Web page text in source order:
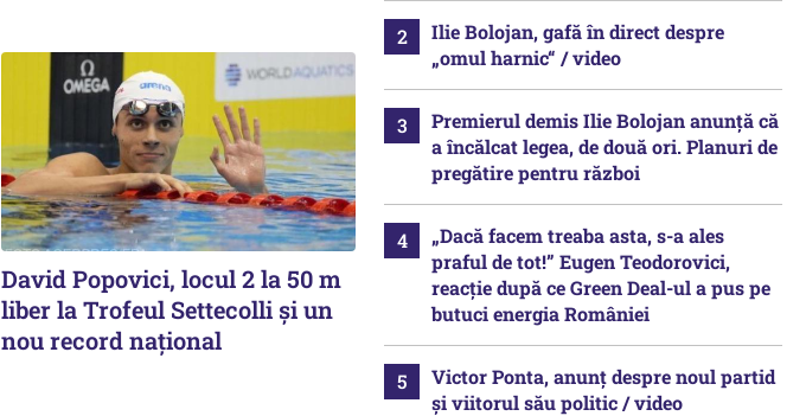
David Popovici, locul 2 la 50 m
liber la Trofeul Settecolli și un
nou record național
Ilie Bolojan, gafă în direct despre
„omul harnic“ / video
Premierul demis Ilie Bolojan anunță că
a încălcat legea, de două ori. Planuri de
pregătire pentru război
„Dacă facem treaba asta, s-a ales
praful de tot!” Eugen Teodorovici,
reacție după ce Green Deal-ul a pus pe
butuci energia României
Victor Ponta, anunț despre noul partid
și viitorul său politic / video